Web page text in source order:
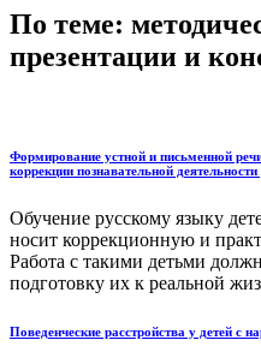
По теме:
презентации и
Формирование устной и письменной
коррекции познавательной
Обучение русскому языку
носит коррекционную и
Работа с такими детьми
подготовку их к реальной
Поведенческие расстройства у детей с